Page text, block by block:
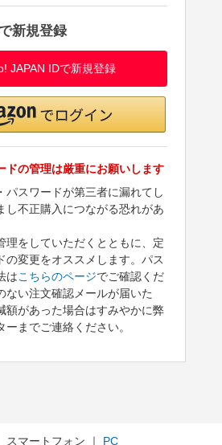
新規登録
JAPAN IDで新規登録
ドの管理は厳重にお願いします
パスワードが第三者に漏れてし
し不正購入につながる恐れがあ
理をしていただくとともに、定
の変更をオススメします。パス
はこちらのページでご確認くだ
ない注文確認メールが届いた
額があった場合はすみやかに弊
までご連絡ください。
スマートフォン ｜ PC